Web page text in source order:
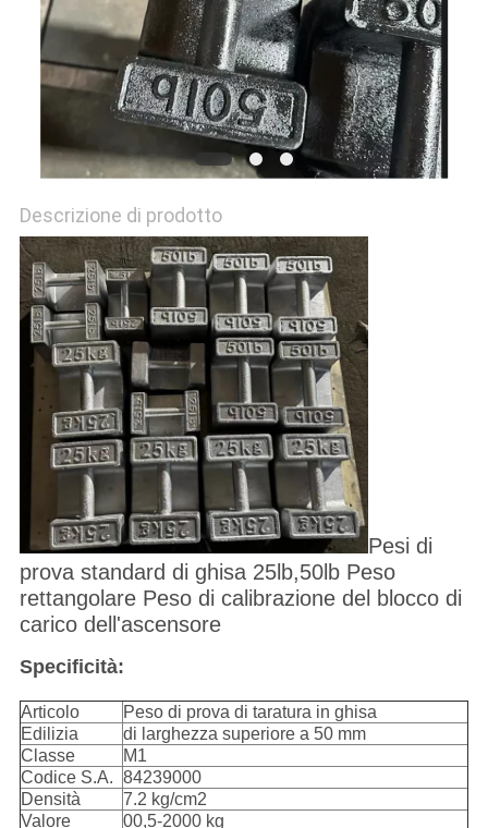
PRIVACY
POLICY
Descrizione di prodotto
Pesi di
prova standard di ghisa 25lb,50lb Peso
rettangolare Peso di calibrazione del blocco di
carico dell'ascensore
Specificità:
Articolo
Peso di prova di taratura in ghisa
Edilizia
di larghezza superiore a 50 mm
Classe
M1
Codice S.A. 84239000
Densità
7.2 kg/cm2
Valore
00,5-2000 kg